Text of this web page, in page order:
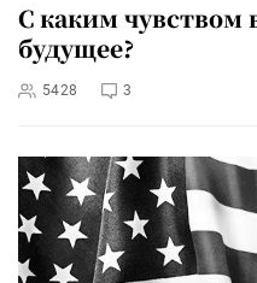
С каким чувством
будущее?
5428 3